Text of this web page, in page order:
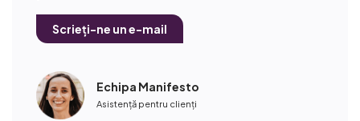
Scrieți-ne un e-mail
Echipa Manifesto
Asistență pentru clienți